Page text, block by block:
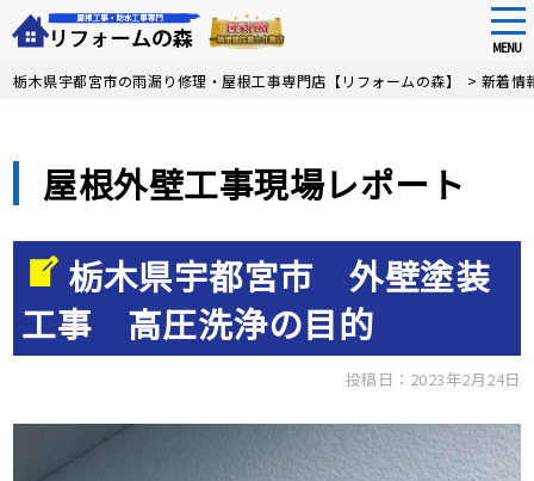
Skip
MENU
栃木県宇都宮市の雨漏り修理・屋根工事専門店【リフォームの森】 > 新着情
屋根外壁工事現場レポート
栃木県宇都宮市 外壁塗装
工事 高圧洗浄の目的
投稿日：2023年2月24日